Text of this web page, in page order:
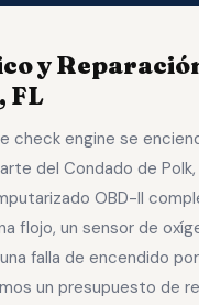
y
FL
check engine se
del Condado de
OBD-II
flojo, un sensor de
falla de encendido
un presupuesto de